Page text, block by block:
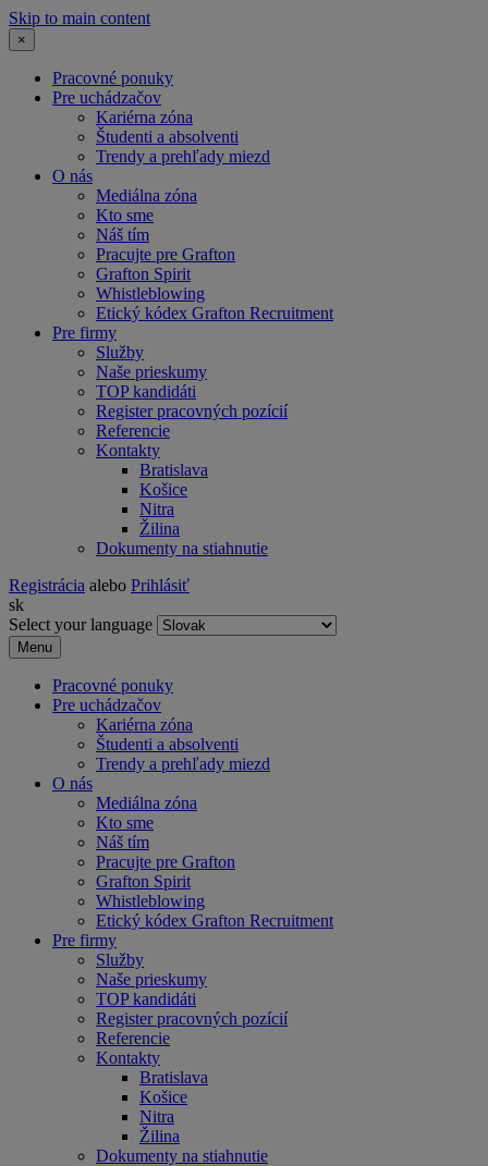
Skip to main content
×
Pracovné ponuky
Pre uchádzačov
Kariérna zóna
Študenti a absolventi
Trendy a prehľady miezd
O nás
Mediálna zóna
Kto sme
Náš tím
Pracujte pre Grafton
Grafton Spirit
Whistleblowing
Etický kódex Grafton Recruitment
Pre firmy
Služby
Naše prieskumy
TOP kandidáti
Register pracovných pozícií
Referencie
Kontakty
Bratislava
Košice
Nitra
Žilina
Dokumenty na stiahnutie
Registrácia alebo Prihlásiť
sk
Select your language
Menu
Pracovné ponuky
Pre uchádzačov
Kariérna zóna
Študenti a absolventi
Trendy a prehľady miezd
O nás
Mediálna zóna
Kto sme
Náš tím
Pracujte pre Grafton
Grafton Spirit
Whistleblowing
Etický kódex Grafton Recruitment
Pre firmy
Služby
Naše prieskumy
TOP kandidáti
Register pracovných pozícií
Referencie
Kontakty
Bratislava
Košice
Nitra
Žilina
Dokumenty na stiahnutie